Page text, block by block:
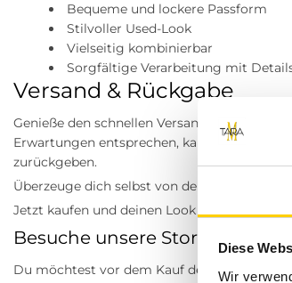
Diese
Wir
Bequeme und lockere Passform
Stilvoller Used-Look
Vielseitig kombinierbar
Sorgfältige Verarbeitung mit
Versand & Rückgabe
Genieße den schnellen Versand für nur 4,99
Erwartungen entsprechen, kannst du sie
zurückgeben.
Überzeuge dich selbst von der Qualität und
Jetzt kaufen und deinen Look perfektionieren!
Besuche unsere Stores
Du möchtest vor dem Kauf deine